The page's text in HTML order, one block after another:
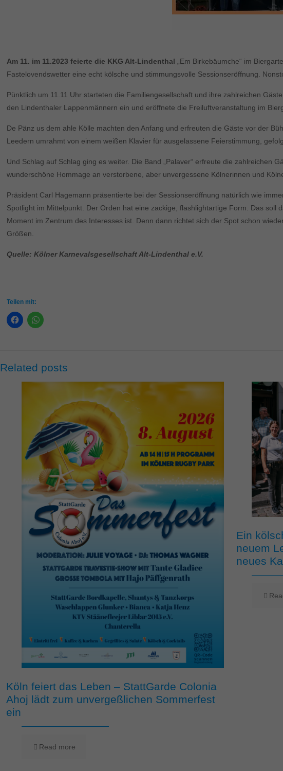
Am 11. im 11.2023 feierte die KKG Alt-Lindenthal „Em Birkebäumche“ im
Fastelovendswetter eine echt kölsche und stimmungsvolle Sessionseröffnung.
Pünktlich um 11.11 Uhr starteten die Familiengesellschaft und ihre zahlreichen
den Lindenthaler Lappenmännern ein und eröffnete die Freiluftveranstaltung im
De Pänz us dem ahle Kölle machten den Anfang und erfreuten die Gäste vor der
Leedern umrahmt von einem weißen Klavier für ausgelassene Feierstimmung,
Und Schlag auf Schlag ging es weiter. Die Band „Palaver“ erfreute die zahlreichen
wunderschöne Hommage an verstorbene, aber unvergessene Kölnerinnen und
Präsident Carl Hagemann präsentierte bei der Sessionseröffnung natürlich wie
Spotlight im Mittelpunkt. Der Orden hat eine zackige, flashlightartige Form. Das
Moment im Zentrum des Interesses ist. Denn dann richtet sich der Spot schon
Größen.
Quelle: Kölner Karnevalsgesellschaft Alt-Lindenthal e.V.
Teilen mit:
Related posts
Köln feiert das Leben – StattGarde Colonia
Ahoj lädt zum unvergeßlichen Sommerfest
ein
Read more
Ein
neuem
neues